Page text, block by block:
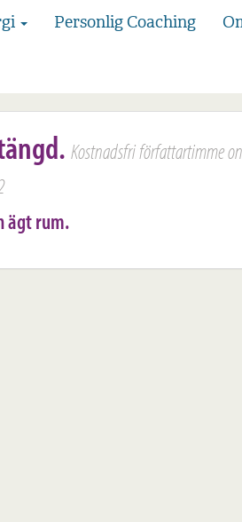
Personlig Coaching
Kostnadsfri författartimme
ägt rum.